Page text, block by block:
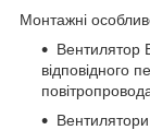
Монтажні
Вентилятор
відповідного
Вентилятори